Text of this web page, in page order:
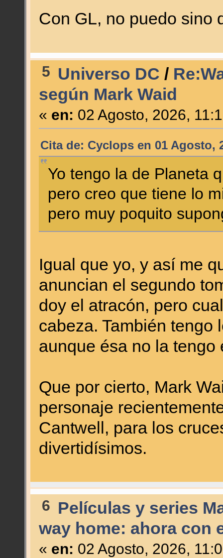
Con GL, no puedo sino
5 Universo DC /
según Mark Waid
« en: 02 Agosto, 2026,
Cita de: Cyclops en 01 Agosto,
Yo tengo la de Planeta
pero creo que tiene lo
pero muy poquito
Igual que yo, y así me
anuncian el segundo
doy el atracón, pero
cabeza. También tengo
aunque ésa no la tengo
Que por cierto, Mark
personaje
Cantwell, para los
divertidísimos.
6 Películas y series
way home: ahora con
« en: 02 Agosto, 2026,